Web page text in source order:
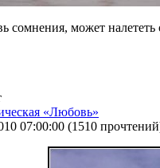
сомнения, может
«Любовь»
07:00:00 (1510 прочтений